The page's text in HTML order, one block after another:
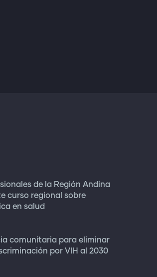
de la Región Andina
curso regional sobre
en salud
comunitaria para eliminar
por VIH al 2030